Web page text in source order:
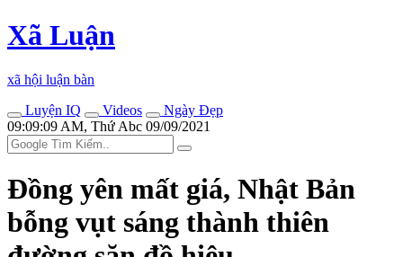
Xã Luận
xã hội luận bàn
Luyện IQ
Videos
Ngày Đẹp
09:09:09 AM, Thứ Abc 09/09/2021
Đồng yên mất giá, Nhật Bản
bỗng vụt sáng thành thiên